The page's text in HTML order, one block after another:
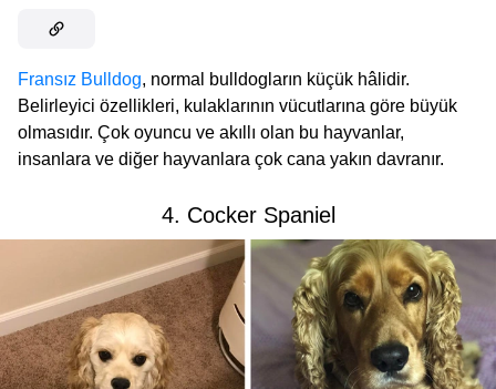
Fransız Bulldog, normal bulldogların küçük hâlidir.
Belirleyici özellikleri, kulaklarının vücutlarına göre büyük
olmasıdır. Çok oyuncu ve akıllı olan bu hayvanlar,
insanlara ve diğer hayvanlara çok cana yakın davranır.
4. Cocker Spaniel